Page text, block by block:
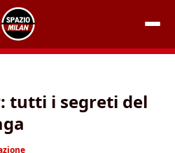
tutti i segreti del